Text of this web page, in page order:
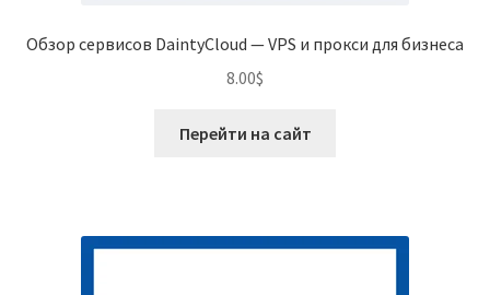
Обзор сервисов DaintyCloud — VPS и прокси для бизнеса
8.00$
Перейти на сайт